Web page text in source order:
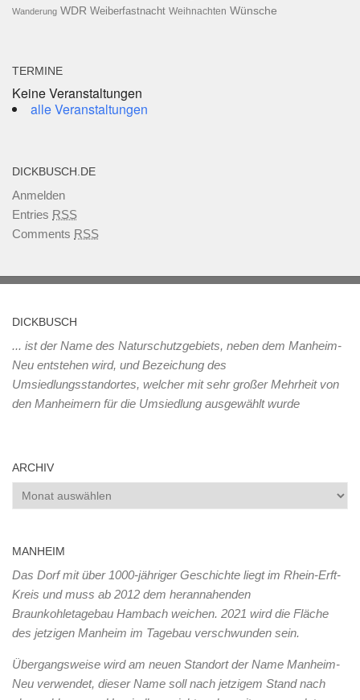
Wanderung WDR Weiberfastnacht Weihnachten Wünsche
TERMINE
Keine Veranstaltungen
alle Veranstaltungen
DICKBUSCH.DE
Anmelden
Entries RSS
Comments RSS
DICKBUSCH
... ist der Name des Naturschutzgebiets, neben dem Manheim-
Neu entstehen wird, und Bezeichung des
Umsiedlungsstandortes, welcher mit sehr großer Mehrheit von
den Manheimern für die Umsiedlung ausgewählt wurde
ARCHIV
Archiv
MANHEIM
Das Dorf mit über 1000-jähriger Geschichte liegt im Rhein-Erft-
Kreis und muss ab 2012 dem herannahenden
Braunkohletagebau Hambach weichen. 2021 wird die Fläche
des jetzigen Manheim im Tagebau verschwunden sein.
Übergangsweise wird am neuen Standort der Name Manheim-
Neu verwendet, dieser Name soll nach jetzigem Stand nach